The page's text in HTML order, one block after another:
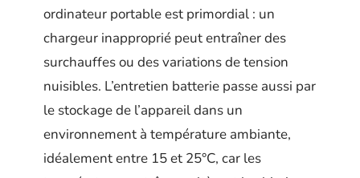
ordinateur portable est primordial : un
chargeur inapproprié peut entraîner des
surchauffes ou des variations de tension
nuisibles. L’entretien batterie passe aussi par
le stockage de l’appareil dans un
environnement à température ambiante,
idéalement entre 15 et 25°C, car les